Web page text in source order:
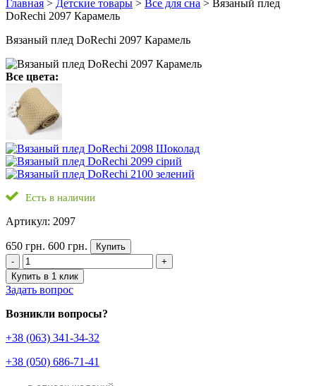
Главная > Детские товары > Все для сна > Вязаный плед
DoRechi 2097 Карамель
Вязаный плед DoRechi 2097 Карамель
Все цвета:
Есть в наличии
Артикул: 2097
650 грн. 600 грн.
Купить
-
+
Купить в 1 клик
Задать вопрос
Возникли вопросы?
+38 (063) 341-34-32
+38 (050) 686-71-41